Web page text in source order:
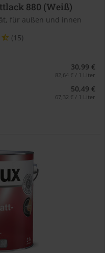
880 (Weiß)
für außen und innen
(15)
30,99 €
82,64 € / 1 Liter
50,49 €
67,32 € / 1 Liter